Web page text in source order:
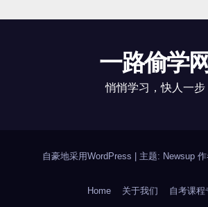
一路偷学网
悄悄学习，快人一步
自豪地采用WordPress 主题: Newsup
Home 关于我们 自考课程